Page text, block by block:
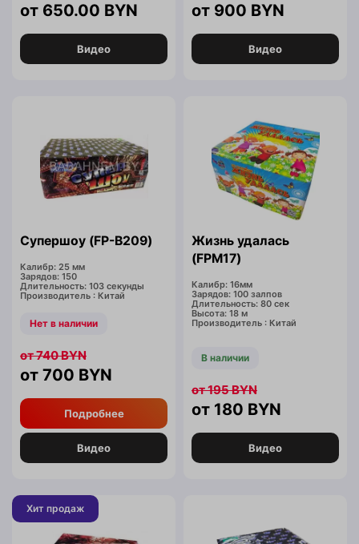
650.00 BYN
Видео
900 BYN
Видео
Супершоу (FP-B209)
Калибр: 25 мм
Зарядов: 150
Длительность: 103 секунды
Производитель : Китай
Нет в наличии
700 BYN
740BYN
Подробнее
Видео
Жизнь удалась
(FPM17)
Калибр: 16мм
Зарядов: 100 залпов
Длительность: 80 сек
Высота: 18 м
Производитель : Китай
В наличии
180 BYN
195BYN
Видео
Хит продаж